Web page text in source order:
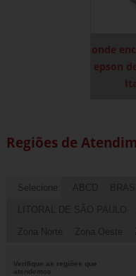
onde
epson
Regiões de
Selecione: ABCD
LITORAL DE SÃO PAULO
Zona Norte Zona Oeste
Verifique as regiões que
atendemos